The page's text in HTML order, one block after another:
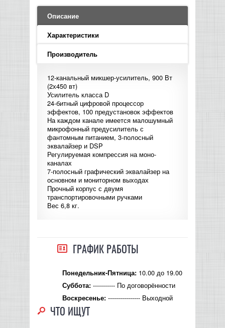
УСИЛИТЕЛИ
МИКШЕРЫ ЦИФРОВЫЕ
САБВУФЕРЫ ПАССИВНЫЕ
СЦЕНИЧЕСКИЕ МОНИТОРЫ
CD|DVD|FLASH|USB ПЛЕЕРЫ,
РЕКОРДЕРЫ
САБВУФЕРЫ АКТИВНЫЕ
КОМПЛЕКТУЮЩИЕ ДЛЯ
АКУСТИЧЕСКИХ СИСТЕМ
LED PAR
БАСОВЫЕ УСИЛИТЕЛИ И КАБИНЕТЫ
ГИТАРНЫЕ ПРИНАДЛЕЖНОСТИ
КЛАВИШНЫЕ КОМБО
СТОЙКИ ДЛЯ КЛАВИШНЫХ
ПРЕАМПЫ И МИКРОФОННЫЕ
ПРОЦЕССОРЫ
ФЛЕЙТЫ
ПРОИГРЫВАТЕЛИ ВИНИЛА
ВИДЕО РЕКОРДЕРЫ
ВИДЕО КОНВЕРТЕРЫ
АКУСТИЧЕСКИЕ
ГРОМКОГОВОРИТЕЛИ
АНОНСЫ НОВИНОК
ИНФОРМАЦИЯ
О МАГАЗИНЕ
КАК КУПИТЬ
ДОСТАВКА
ОПЛАТА
КОНТАКТЫ
Описание
Характеристики
Производитель
12-канальный микшер-усилитель, 900 Вт
(2х450 вт)
Усилитель класса D
24-битный цифровой процессор
эффектов, 100 предустановок эффектов
На каждом канале имеется малошумный
микрофонный предусилитель с
фантомным питанием, 3-полосный
эквалайзер и DSP
Регулируемая компрессия на моно-
каналах
7-полосный графический эквалайзер на
основном и мониторном выходах
Прочный корпус с двумя
транспортировочными ручками
Вес 6,8 кг.
ГРАФИК РАБОТЫ
Понедельник-Пятница: 10.00 до 19.00
Суббота: ----------- По договорённости
Воскресенье: ---------------- Выходной
ЧТО ИЩУТ